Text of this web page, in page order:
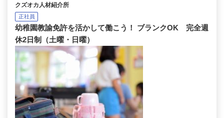
クズオカ人材紹介所
正社員
幼稚園教諭免許を活かして働こう！ ブランクOK 完全週
休2日制（土曜・日曜）